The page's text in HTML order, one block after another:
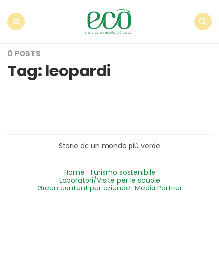
0 POSTS
Tag: leopardi
Storie da un mondo più verde
Home Turismo sostenibile
Laboratori/Visite per le scuole
Green content per aziende Media Partner